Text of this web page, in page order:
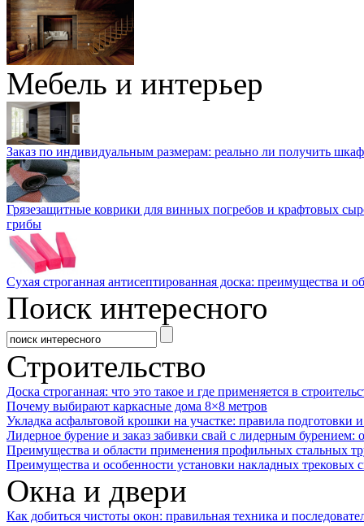
Мебель и интерьер
Заказ по индивидуальным размерам: реально ли получить
Грязезащитные коврики для винных погребов и крафтовых
грибы
Сухая строганная антисептированная доска: преимущества и
Поиск интересного
Строительство
Доска строганная: что это такое и где применяется в
Почему выбирают каркасные дома 8×8 метров
Укладка асфальтовой крошки на участке: правила подготовки
Лидерное бурение и заказ забивки свай с лидерным бурением:
Преимущества и области применения профильных стальных
Преимущества и особенности установки накладных трековых
Окна и двери
Как добиться чистоты окон: правильная техника и